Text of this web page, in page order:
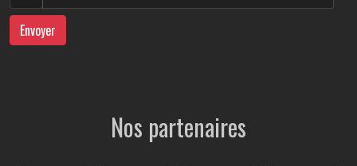
Envoyer
Nos partenaires